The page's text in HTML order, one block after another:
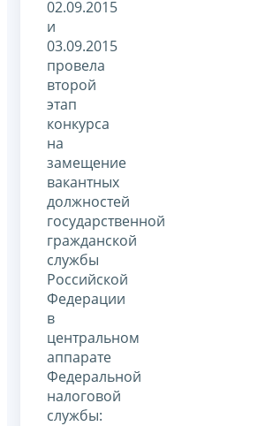
02.09.2015
и
03.09.2015
провела
второй
этап
конкурса
на
замещение
вакантных
должностей
государственной
гражданской
службы
Российской
Федерации
в
центральном
аппарате
Федеральной
налоговой
службы: